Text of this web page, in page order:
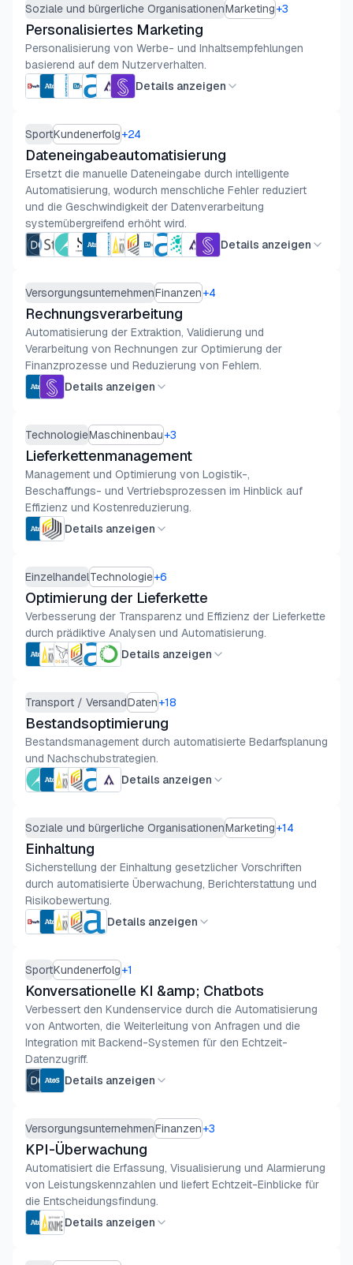
Soziale und bürgerliche OrganisationenMarketing+3
Personalisiertes Marketing
Personalisierung von Werbe- und Inhaltsempfehlungen
basierend auf dem Nutzerverhalten.
Details anzeigen
SportKundenerfolg+24
Dateneingabeautomatisierung
Ersetzt die manuelle Dateneingabe durch intelligente
Automatisierung, wodurch menschliche Fehler reduziert
und die Geschwindigkeit der Datenverarbeitung
systemübergreifend erhöht wird.
Details anzeigen
VersorgungsunternehmenFinanzen+4
Rechnungsverarbeitung
Automatisierung der Extraktion, Validierung und
Verarbeitung von Rechnungen zur Optimierung der
Finanzprozesse und Reduzierung von Fehlern.
Details anzeigen
TechnologieMaschinenbau+3
Lieferkettenmanagement
Management und Optimierung von Logistik-,
Beschaffungs- und Vertriebsprozessen im Hinblick auf
Effizienz und Kostenreduzierung.
Details anzeigen
EinzelhandelTechnologie+6
Optimierung der Lieferkette
Verbesserung der Transparenz und Effizienz der Lieferkette
durch prädiktive Analysen und Automatisierung.
Details anzeigen
Transport / VersandDaten+18
Bestandsoptimierung
Bestandsmanagement durch automatisierte Bedarfsplanung
und Nachschubstrategien.
Details anzeigen
Soziale und bürgerliche OrganisationenMarketing+14
Einhaltung
Sicherstellung der Einhaltung gesetzlicher Vorschriften
durch automatisierte Überwachung, Berichterstattung und
Risikobewertung.
Details anzeigen
SportKundenerfolg+1
Konversationelle KI &amp; Chatbots
Verbessert den Kundenservice durch die Automatisierung
von Antworten, die Weiterleitung von Anfragen und die
Integration mit Backend-Systemen für den Echtzeit-
Datenzugriff.
Details anzeigen
VersorgungsunternehmenFinanzen+3
KPI-Überwachung
Automatisiert die Erfassung, Visualisierung und Alarmierung
von Leistungskennzahlen und liefert Echtzeit-Einblicke für
die Entscheidungsfindung.
Details anzeigen